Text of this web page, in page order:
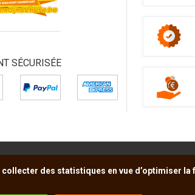
SÉCURISÉE
des statistiques en vue d’optimiser la